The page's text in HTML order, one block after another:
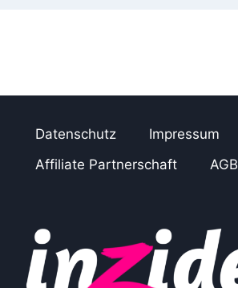
Datenschutz
Impressum
Affiliate Partnerschaft
AGB